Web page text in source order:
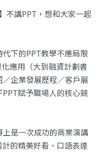
不講PPT，想和大家一起
下的PPT教學不應局限
應用（大到融資計劃書
企業發展歷程／客戶展
賦予職場人的核心競
是一次成功的商業演講
的精美好看、口語表達